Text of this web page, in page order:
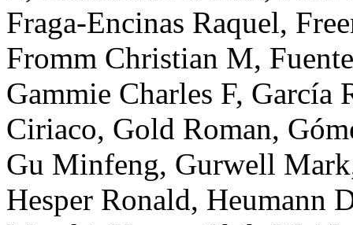
Fraga-Encinas Raquel,
Fromm Christian M,
Gammie Charles F, García
Ciriaco, Gold Roman,
Gu Minfeng, Gurwell Mark
Hesper Ronald, Heumann